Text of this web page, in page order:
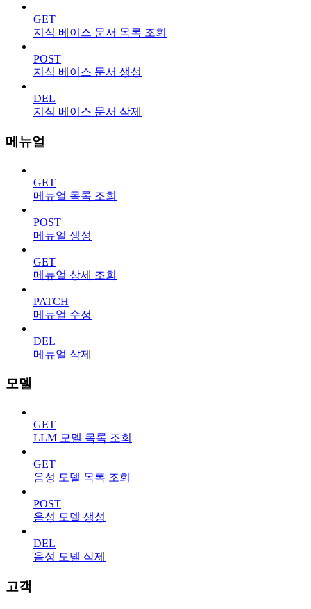
GET
지식 베이스 문서 목록 조회
POST
지식 베이스 문서 생성
DEL
지식 베이스 문서 삭제
메뉴얼
GET
메뉴얼 목록 조회
POST
메뉴얼 생성
GET
메뉴얼 상세 조회
PATCH
메뉴얼 수정
DEL
메뉴얼 삭제
모델
GET
LLM 모델 목록 조회
GET
음성 모델 목록 조회
POST
음성 모델 생성
DEL
음성 모델 삭제
고객